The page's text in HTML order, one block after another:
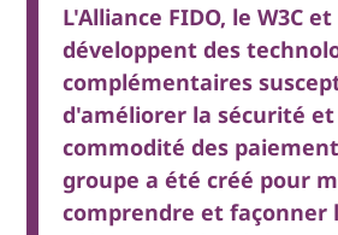
L'Alliance FIDO, le W3C et
développent des
complémentaires
d'améliorer la sécurité et
commodité des
groupe a été créé pour
comprendre et façonner